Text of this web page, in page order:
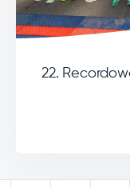
22.